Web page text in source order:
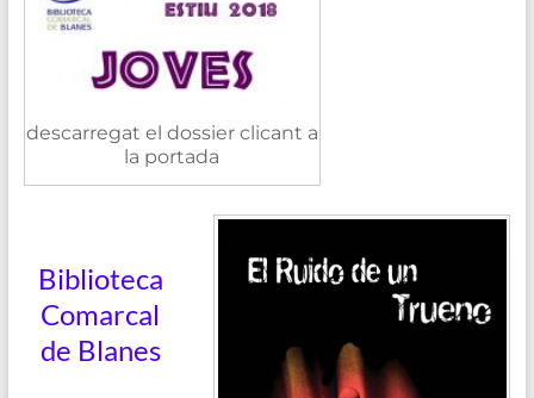
descarregat el dossier clicant a
la portada
Biblioteca
Comarcal
de Blanes